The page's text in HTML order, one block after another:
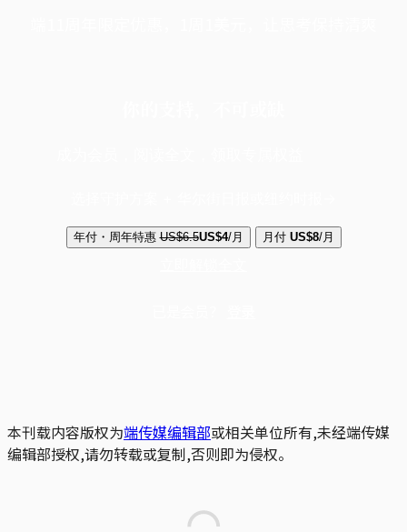
年付・周年特惠 US$6.5US$4/月 月付 US$8/月
本刊载内容版权为端传媒编辑部或相关单位所有,未经端传媒
编辑部授权,请勿转载或复制,否则即为侵权。